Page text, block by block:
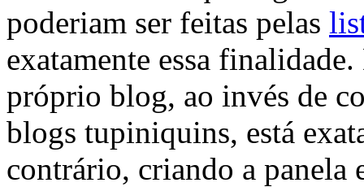
poderiam ser feitas pelas
exatamente essa
próprio blog, ao invés de
blogs tupiniquins, está
contrário, criando a panela